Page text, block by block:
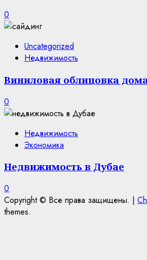
0
Uncategorized
Недвижимость
Виниловая облицовка
0
Недвижимость
Экономика
Недвижимость в Дубае
0
Copyright © Все права защищены. |
themes.